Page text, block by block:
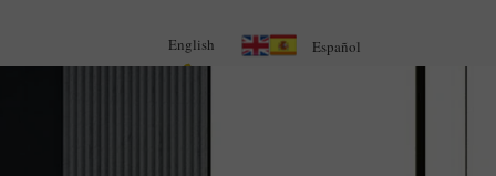
Español
English